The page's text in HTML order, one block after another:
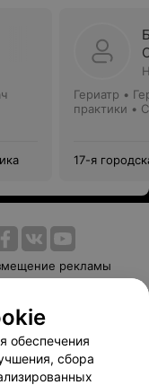
Гериатр •
практики •
17-я
рекламы
оплаты
обеспечения
сбора